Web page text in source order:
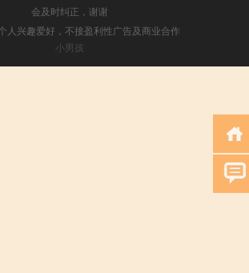
会及时纠正，谢谢
人兴趣爱好，不接盈利性广告及商业合作
小男孩